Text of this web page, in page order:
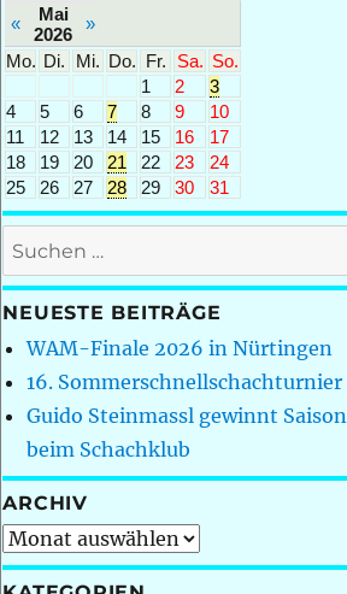
«
Mai
2026
»
Mo. Di. Mi. Do. Fr. Sa. So.
1
2
3
4
5 6 7 8 9
10
11
12 13 14 15 16
17
18
19 20 21 22 23
24
25
26 27 28 29 30 31
Suchen
nach:
NEUESTE BEITRÄGE
WAM-Finale 2026 in Nürtingen
16. Sommerschnellschachturnier
Guido Steinmassl gewinnt
beim Schachklub
ARCHIV
Archiv